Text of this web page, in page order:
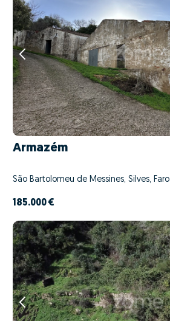
Armazém
São Bartolomeu de Messines, Silves, Faro
185.000 €